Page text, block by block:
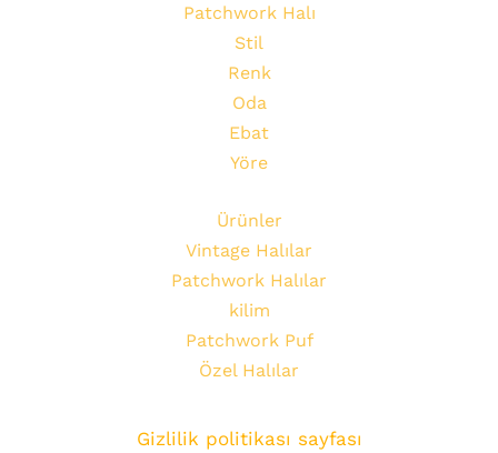
Patchwork Halı
Stil
Renk
Oda
Ebat
Yöre
Ürünler
Vintage Halılar
Patchwork Halılar
kilim
Patchwork Puf
Özel Halılar
Gizlilik politikası sayfası